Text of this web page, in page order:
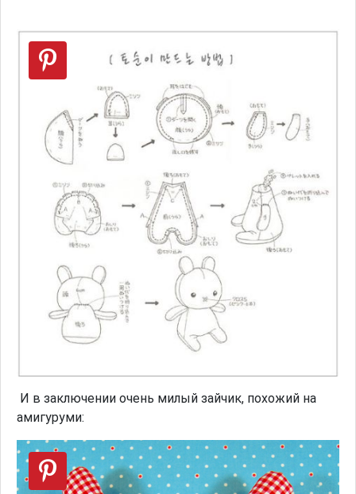
И в заключении очень милый зайчик, похожий на
амигуруми: